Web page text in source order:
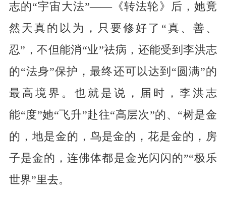
志的“宇宙大法”——《转法轮》后，她竟
然天真的以为，只要修好了“真、善、
忍”，不但能消“业”祛病，还能受到李洪志
的“法身”保护，最终还可以达到“圆满”的
最高境界。也就是说，届时，李洪志
能“度”她“飞升”赴往“高层次”的、“树是金
的，地是金的，鸟是金的，花是金的，房
子是金的，连佛体都是金光闪闪的”“极乐
世界”里去。